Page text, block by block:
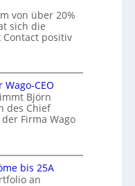
von über 20%
sich die
Contact positiv
CEO
Björn
des Chief
Firma Wago
bis 25A
an